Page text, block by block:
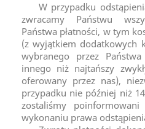
W przypadku
zwracamy Państwu
Państwa płatności, w tym
(z wyjątkiem dodatkowych
wybranego przez
innego niż najtańszy
oferowany przez nas),
przypadku nie później niż
zostaliśmy
wykonaniu prawa